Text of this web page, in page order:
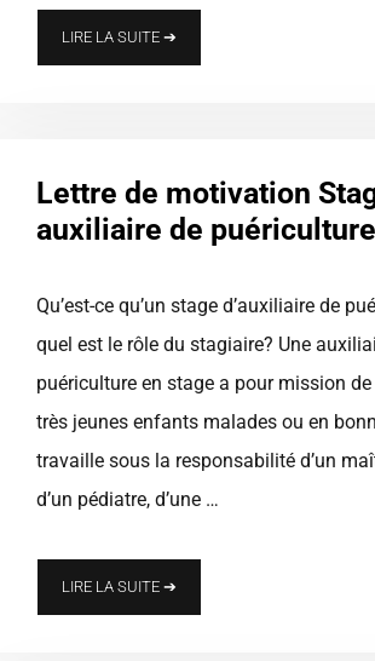
LIRE LA SUITE ➔
Lettre de motivation
auxiliaire de puériculture
Qu’est-ce qu’un stage d’auxiliaire de
quel est le rôle du stagiaire? Une
puériculture en stage a pour mission de
très jeunes enfants malades ou en
travaille sous la responsabilité d’un
d’un pédiatre, d’une …
LIRE LA SUITE ➔